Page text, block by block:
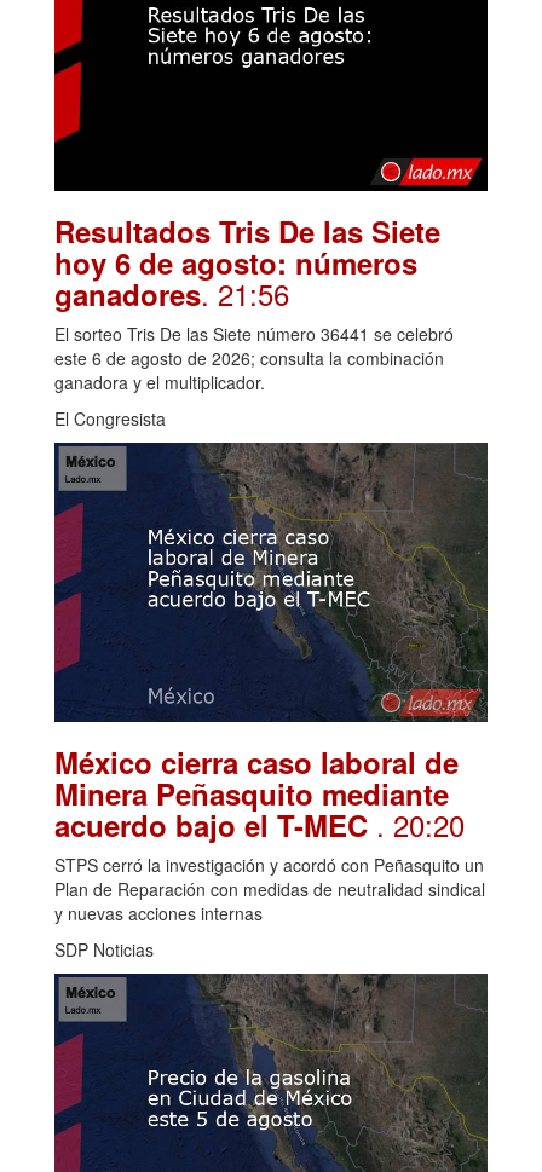
Resultados Tris De las Siete
hoy 6 de agosto: números
ganadores. 21:56
El sorteo Tris De las Siete número 36441 se celebró
este 6 de agosto de 2026; consulta la combinación
ganadora y el multiplicador.
El Congresista
México cierra caso laboral de
Minera Peñasquito mediante
acuerdo bajo el T-MEC . 20:20
STPS cerró la investigación y acordó con Peñasquito un
Plan de Reparación con medidas de neutralidad sindical
y nuevas acciones internas
SDP Noticias